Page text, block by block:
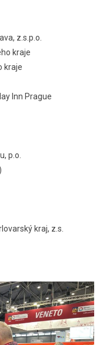
z.s.p.o.
kraje
kraje
Inn Prague
p.o.
kraj, z.s.